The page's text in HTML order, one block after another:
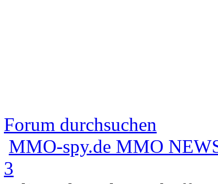
Forum durchsuchen
MMO-spy.de MMO
3